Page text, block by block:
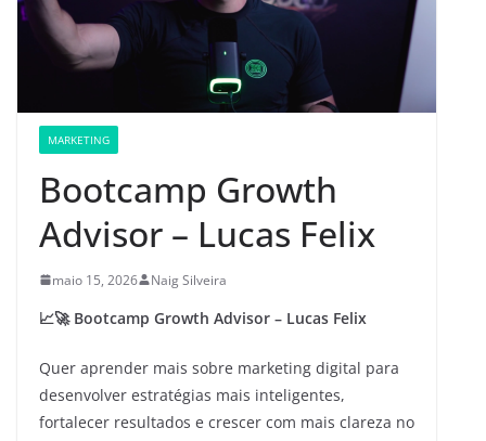
MARKETING
Bootcamp Growth
Advisor – Lucas Felix
maio 15, 2026 Naig Silveira
📈🚀 Bootcamp Growth Advisor – Lucas Felix
Quer aprender mais sobre marketing digital para
desenvolver estratégias mais inteligentes,
fortalecer resultados e crescer com mais clareza no